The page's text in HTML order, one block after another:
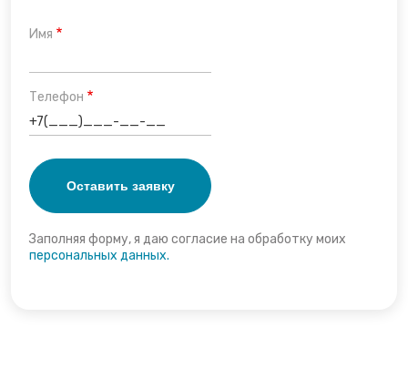
Имя
Телефон
Заполняя форму, я даю согласие на обработку моих
персональных данных.